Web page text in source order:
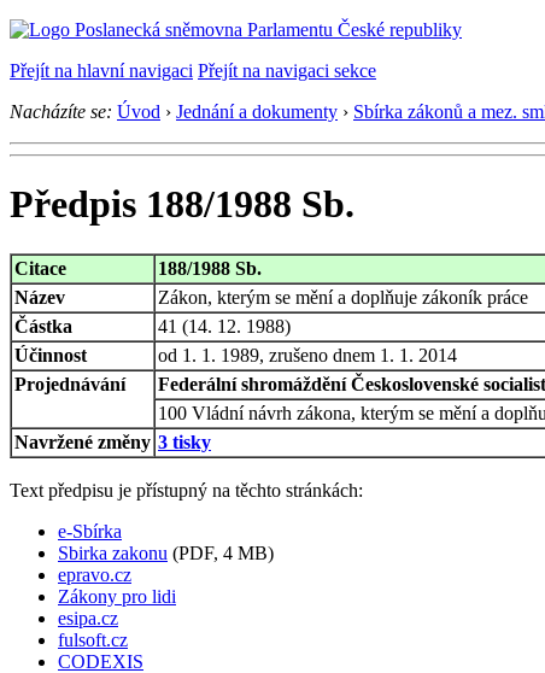
Přejít na hlavní navigaci Přejít na navigaci sekce
Nacházíte se: Úvod › Jednání a dokumenty › Sbírka zákonů a mez.
Předpis 188/1988 Sb.
Citace
188/1988 Sb.
Název
Zákon, kterým se mění a doplňuje zákoník práce
Částka
41 (14. 12. 1988)
Účinnost
od 1. 1. 1989, zrušeno dnem 1. 1. 2014
Projednávání
Federální shromáždění Československé
100 Vládní návrh zákona, kterým se mění a
Navržené změny 3 tisky
Text předpisu je přístupný na těchto stránkách:
e-Sbírka
Sbirka zakonu (PDF, 4 MB)
epravo.cz
Zákony pro lidi
esipa.cz
fulsoft.cz
CODEXIS